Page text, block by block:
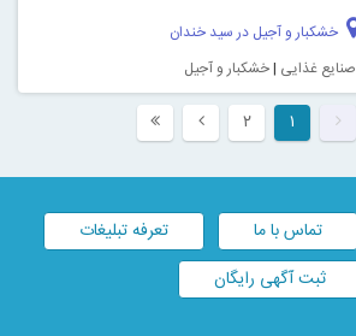
خشکبار و آجیل در سید خندان
صنایع غذایی |خشکبار و آجیل
۱ ۲
تماس با ما
تعرفه تبلیغات
ثبت آگهی رایگان